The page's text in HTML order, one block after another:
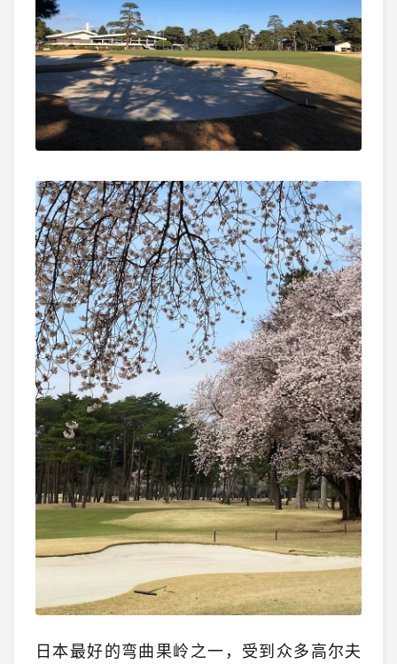
日本最好的弯曲果岭之一，受到众多高尔夫